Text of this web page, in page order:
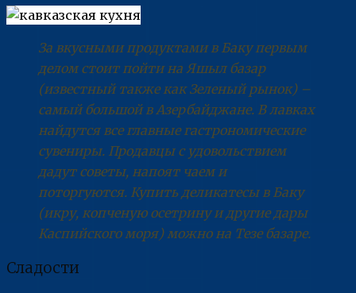
За вкусными продуктами в Баку первым
делом стоит пойти на Яшыл базар
(известный также как Зеленый рынок) –
самый большой в Азербайджане. В лавках
найдутся все главные гастрономические
сувениры. Продавцы с удовольствием
дадут советы, напоят чаем и
поторгуются. Купить деликатесы в Баку
(икру, копченую осетрину и другие дары
Каспийского моря) можно на Тезе базаре.
Сладости